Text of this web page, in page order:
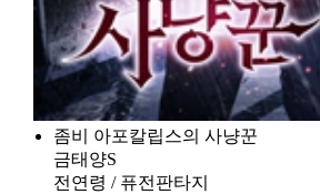
좀비 아포칼립스의 사냥꾼
금태양S
전연령 / 퓨전판타지